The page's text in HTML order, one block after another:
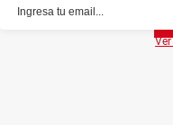
gracias a sus miles
de